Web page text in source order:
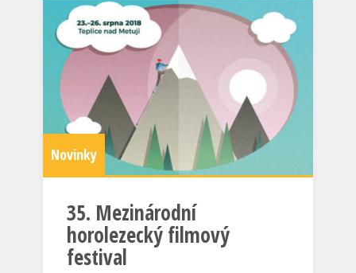
Novinky
35. Mezinárodní
horolezecký filmový
festival